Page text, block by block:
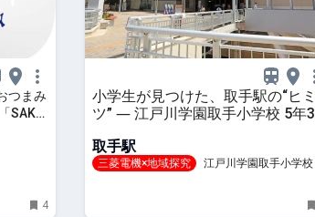
つまみ
SAKE
心を
4
小学生が見つけた、取手駅の“ヒミ
ツ” ― 江戸川学園取手小学校 5年3
取手駅
三菱電機×地域探究 江戸川学園取手小学校